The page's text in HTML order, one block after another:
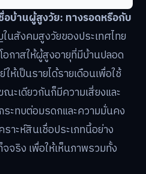
อบ้านผู้สูงวัย: ทางรอดหรือกับ
นสังคมสูงวัยของประเทศไทย
กาสให้ผู้สูงอายุที่มีบ้านปลอด
ห้เป็นรายได้รายเดือนเพื่อใช้
ะเดียวกันก็มีความเสี่ยงและ
ะทบต่อมรดกและความมั่นคง
ราะห์สินเชื่อประเภทนี้อย่าง
จริง เพื่อให้เห็นภาพรวมทั้ง